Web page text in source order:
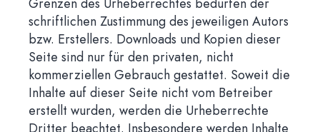
schriftlichen Zustimmung des jeweiligen Autors
bzw. Erstellers. Downloads und Kopien dieser
Seite sind nur für den privaten, nicht
kommerziellen Gebrauch gestattet. Soweit die
Inhalte auf dieser Seite nicht vom Betreiber
erstellt wurden, werden die Urheberrechte